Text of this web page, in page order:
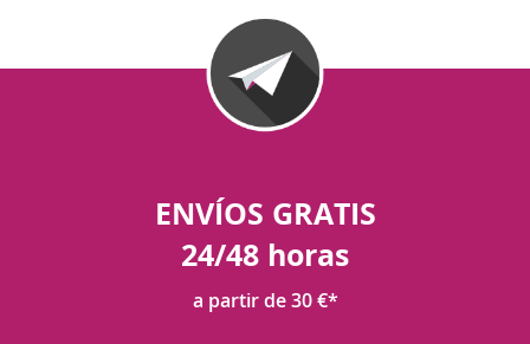
ENVÍOS GRATIS
24/48 horas
a partir de 30 €*